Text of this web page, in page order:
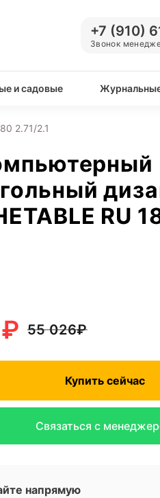
+7 (910)
Звонок
и садовые
2.71/2.1
RU
55 026₽
₽
Купить сейчас
Связаться с
напрямую